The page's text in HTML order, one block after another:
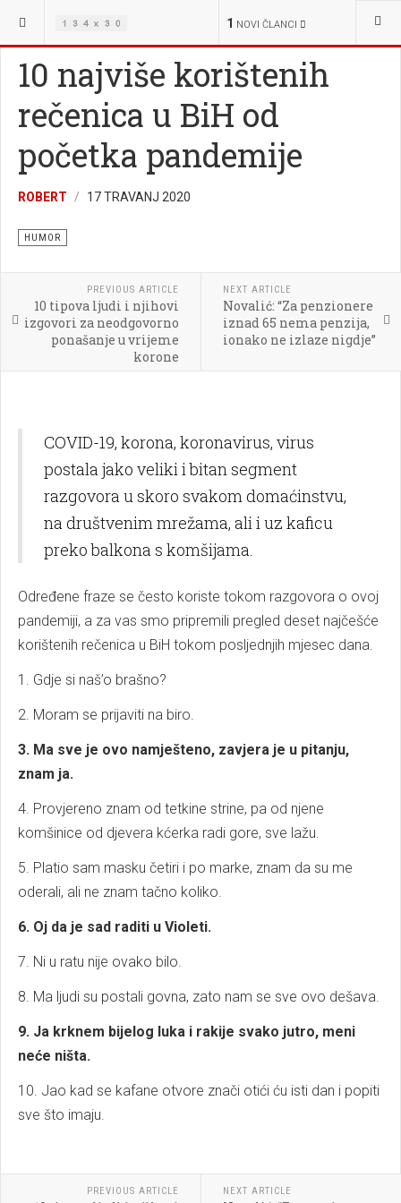
1 NOVI ČLANCI
NALAZITE SE OVDJE: ZABAVA HUMOR
10 najviše korištenih
rečenica u BiH od
početka pandemije
ROBERT 17 TRAVANJ 2020
HUMOR
PREVIOUS ARTICLE
10 tipova ljudi i njihovi
izgovori za neodgovorno
ponašanje u vrijeme
korone
NEXT ARTICLE
Novalić: “Za penzionere
iznad 65 nema penzija,
ionako ne izlaze nigdje”
COVID-19, korona, koronavirus, virus
postala jako veliki i bitan segment
razgovora u skoro svakom domaćinstvu,
na društvenim mrežama, ali i uz kaficu
preko balkona s komšijama.
Određene fraze se često koriste tokom razgovora o ovoj
pandemiji, a za vas smo pripremili pregled deset najčešće
korištenih rečenica u BiH tokom posljednjih mjesec dana.
1. Gdje si naš’o brašno?
2. Moram se prijaviti na biro.
3. Ma sve je ovo namješteno, zavjera je u pitanju,
znam ja.
4. Provjereno znam od tetkine strine, pa od njene
komšinice od djevera kćerka radi gore, sve lažu.
5. Platio sam masku četiri i po marke, znam da su me
oderali, ali ne znam tačno koliko.
6. Oj da je sad raditi u Violeti.
7. Ni u ratu nije ovako bilo.
8. Ma ljudi su postali govna, zato nam se sve ovo dešava.
9. Ja krknem bijelog luka i rakije svako jutro, meni
neće ništa.
10. Jao kad se kafane otvore znači otići ću isti dan i popiti
sve što imaju.
PREVIOUS ARTICLE NEXT ARTICLE